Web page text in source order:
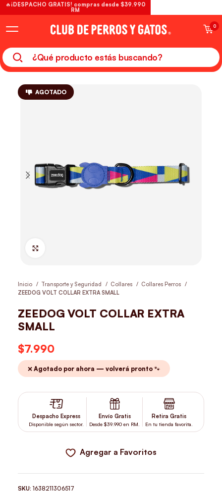
0
AGOTADO
Inicio Transporte y Seguridad Collares
Collares Perros
ZEEDOG VOLT COLLAR EXTRA SMALL
ZEEDOG VOLT COLLAR EXTRA
SMALL
$7.990
❌ Agotado por ahora — volverá pronto 🐾
Despacho Express
Disponible según sector.
Envío Gratis
Desde $39.990 en RM.
Retira Gratis
En tu tienda favorita.
Agregar a Favoritos
SKU:1638211306517
🔥¡DESPACHO GRATIS! compras desde $39.990
RM